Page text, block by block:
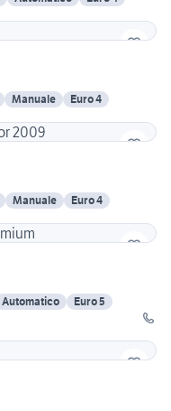
Manuale
Euro 4
Manuale
Euro 4
Automatico
Euro 5